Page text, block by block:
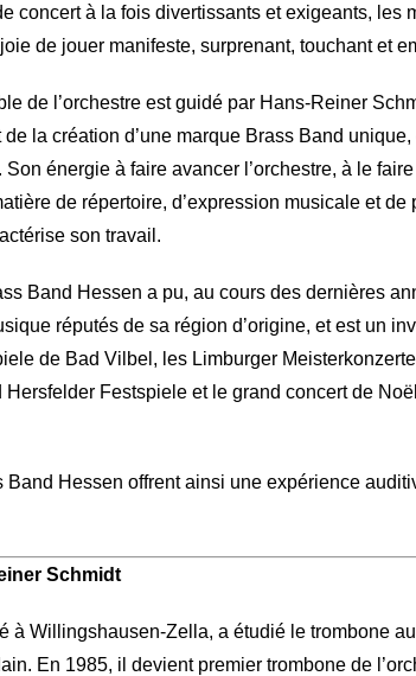
concert à la fois divertissants et exigeants, les
de jouer manifeste, surprenant, touchant et
de l’orchestre est guidé par Hans-Reiner
la création d’une marque Brass Band
Son énergie à faire avancer l’orchestre, à le
de répertoire, d’expression musicale et
son travail.
Band Hessen a pu, au cours des dernières
réputés de sa région d’origine, et est un
de Bad Vilbel, les Limburger
Hersfelder Festspiele et le grand concert de
Band Hessen offrent ainsi une expérience
Schmidt
à Willingshausen-Zella, a étudié le trombone
En 1985, il devient premier trombone de